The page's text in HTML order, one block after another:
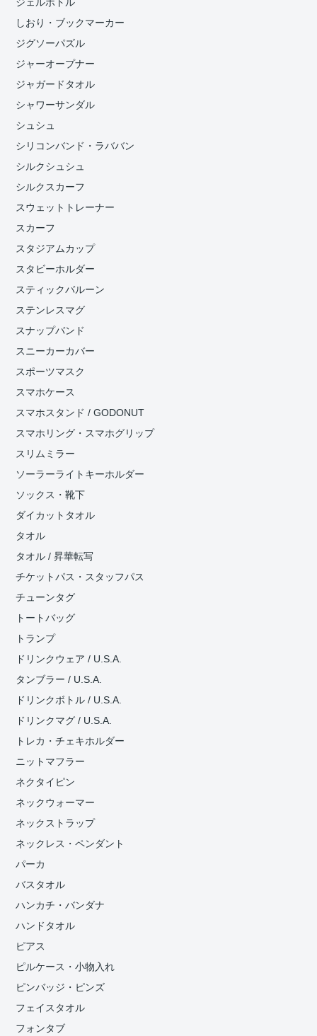
ジェルボトル
しおり・ブックマーカー
ジグソーパズル
ジャーオープナー
ジャガードタオル
シャワーサンダル
シュシュ
シリコンバンド・ラババン
シルクシュシュ
シルクスカーフ
スウェットトレーナー
スカーフ
スタジアムカップ
スタビーホルダー
スティックバルーン
ステンレスマグ
スナップバンド
スニーカーカバー
スポーツマスク
スマホケース
スマホスタンド / GODONUT
スマホリング・スマホグリップ
スリムミラー
ソーラーライトキーホルダー
ソックス・靴下
ダイカットタオル
タオル
タオル / 昇華転写
チケットパス・スタッフパス
チューンタグ
トートバッグ
トランプ
ドリンクウェア / U.S.A.
タンブラー / U.S.A.
ドリンクボトル / U.S.A.
ドリンクマグ / U.S.A.
トレカ・チェキホルダー
ニットマフラー
ネクタイピン
ネックウォーマー
ネックストラップ
ネックレス・ペンダント
パーカ
バスタオル
ハンカチ・バンダナ
ハンドタオル
ピアス
ピルケース・小物入れ
ピンバッジ・ピンズ
フェイスタオル
フォンタブ